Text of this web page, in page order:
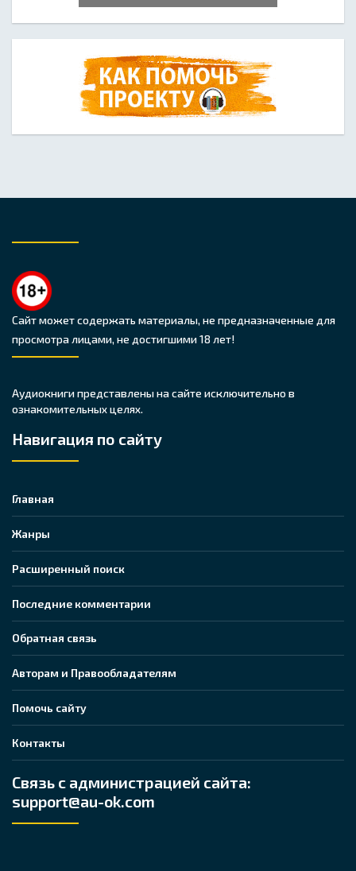
Сайт может содержать материалы, не предназначенные для
просмотра лицами, не достигшими 18 лет!
Аудиокниги представлены на сайте исключительно в
ознакомительных целях.
Навигация по сайту
Главная
Жанры
Расширенный поиск
Последние комментарии
Обратная связь
Авторам и Правообладателям
Помочь сайту
Контакты
Связь с администрацией сайта:
support@au-ok.com